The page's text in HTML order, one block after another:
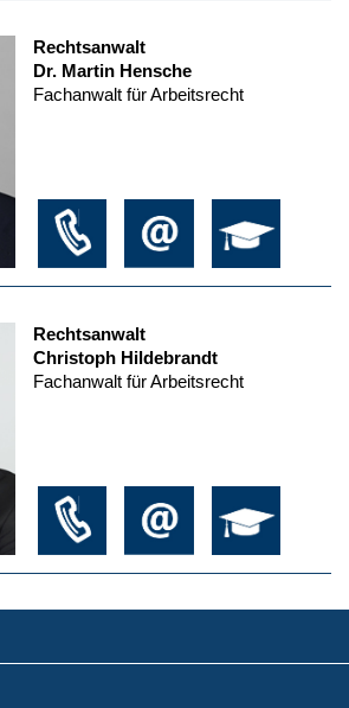
Rechtsanwalt
Dr. Martin Hensche
Fachanwalt für Arbeitsrecht
Rechtsanwalt
Christoph Hildebrandt
Fachanwalt für Arbeitsrecht